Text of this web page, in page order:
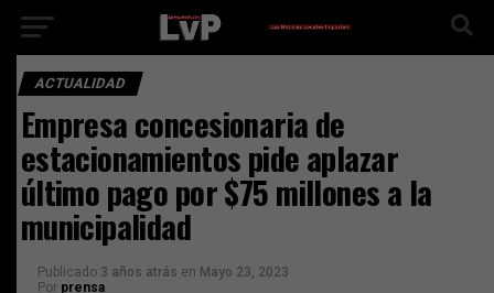
ACTUALIDAD
Empresa concesionaria de
estacionamientos pide aplazar
último pago por $75 millones a la
municipalidad
Publicado 3 años atrás en Mayo 23, 2023
Por prensa